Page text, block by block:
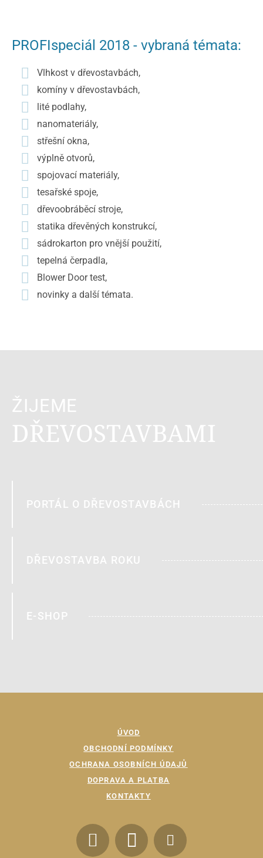
PROFIspeciál 2018 - vybraná témata:
Vlhkost v dřevostavbách,
komíny v dřevostavbách,
lité podlahy,
nanomateriály,
střešní okna,
výplně otvorů,
spojovací materiály,
tesařské spoje,
dřevoobráběcí stroje,
statika dřevěných konstrukcí,
sádrokarton pro vnější použití,
tepelná čerpadla,
Blower Door test,
novinky a další témata.
ŽIJEME
DŘEVOSTAVBAMI
PORTÁL O DŘEVOSTAVBÁCH
DŘEVOSTAVBA ROKU
E-SHOP
ÚVOD
OBCHODNÍ PODMÍNKY
OCHRANA OSOBNÍCH ÚDAJŮ
DOPRAVA A PLATBA
KONTAKTY